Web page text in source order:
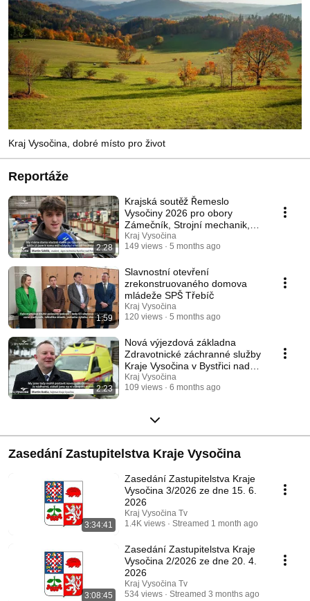
Kraj Vysočina, dobré místo pro život
Reportáže
2:28
Krajská soutěž Řemeslo
Vysočiny 2026 pro obory
Zámečník, Strojní mechanik,
Nástrojař a puškař
Kraj Vysočina
149 views
5 months ago
1:59
Slavnostní otevření
zrekonstruovaného domova
mládeže SPŠ Třebíč
Kraj Vysočina
120 views
5 months ago
2:23
Nová výjezdová základna
Zdravotnické záchranné služby
Kraje Vysočina v Bystřici nad
Pernštejnem
Kraj Vysočina
109 views
6 months ago
Zasedání Zastupitelstva Kraje Vysočina
3:34:41
Zasedání Zastupitelstva Kraje
Vysočina 3/2026 ze dne 15. 6.
2026
Kraj Vysočina Tv
1.4K views
Streamed 1 month ago
3:08:45
Zasedání Zastupitelstva Kraje
Vysočina 2/2026 ze dne 20. 4.
2026
Kraj Vysočina Tv
534 views
Streamed 3 months ago